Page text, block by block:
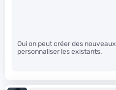
Oui on peut créer des
personnaliser les existants.